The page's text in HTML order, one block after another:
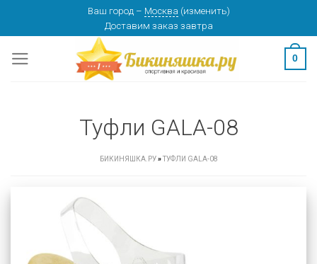
content
Ваш город – Москва (изменить)
Доставим заказ завтра
0
Туфли GALA-08
БИКИНЯШКА.РУ»ТУФЛИ GALA-08